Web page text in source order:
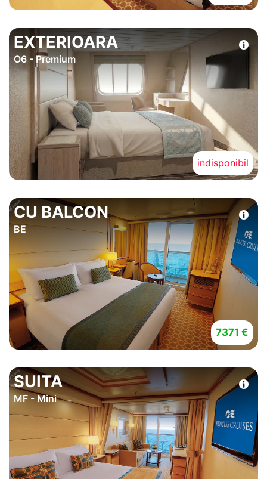
EXTERIOARA
O6 - Premium
indisponibil
CU BALCON
BE
7371 €
SUITA
MF - Mini